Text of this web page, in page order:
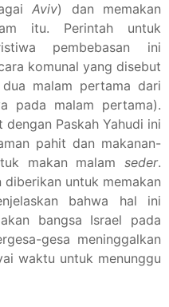
Aviv) dan memakan
itu. Perintah untuk
pembebasan ini
komunal yang disebut
malam pertama dari
pada malam pertama).
Paskah Yahudi ini
pahit dan makanan-
makan malam seder.
diberikan untuk memakan
bahwa hal ini
bangsa Israel pada
gesa meninggalkan
waktu untuk menunggu